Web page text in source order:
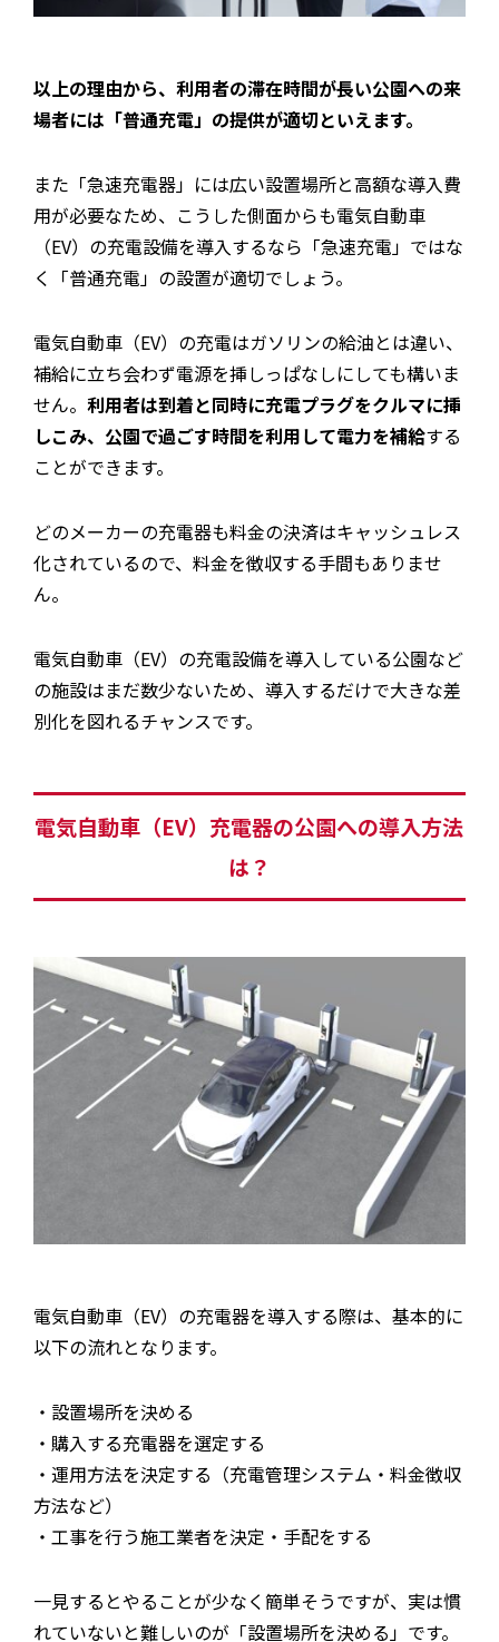
以上の理由から、利用者の滞在時間が長い公園への来
場者には「普通充電」の提供が適切といえます。
また「急速充電器」には広い設置場所と高額な導入費
用が必要なため、こうした側面からも電気自動車
（EV）の充電設備を導入するなら「急速充電」ではな
く「普通充電」の設置が適切でしょう。
電気自動車（EV）の充電はガソリンの給油とは違い、
補給に立ち会わず電源を挿しっぱなしにしても構いま
せん。 利用者は到着と同時に充電プラグをクルマに挿
しこみ、公園で過ごす時間を利用して電力を補給する
ことができます。
どのメーカーの充電器も料金の決済はキャッシュレス
化されているので、料金を徴収する手間もありませ
ん。
電気自動車（EV）の充電設備を導入している公園など
の施設はまだ数少ないため、導入するだけで大きな差
別化を図れるチャンスです。
電気自動車（EV）充電器の公園への導入方法
は？
電気自動車（EV）の充電器を導入する際は、基本的に
以下の流れとなります。
・設置場所を決める
・購入する充電器を選定する
・運用方法を決定する（充電管理システム・料金徴収
方法など）
・工事を行う施工業者を決定・手配をする
一見するとやることが少なく簡単そうですが、実は慣
れていないと難しいのが「設置場所を決める」です。